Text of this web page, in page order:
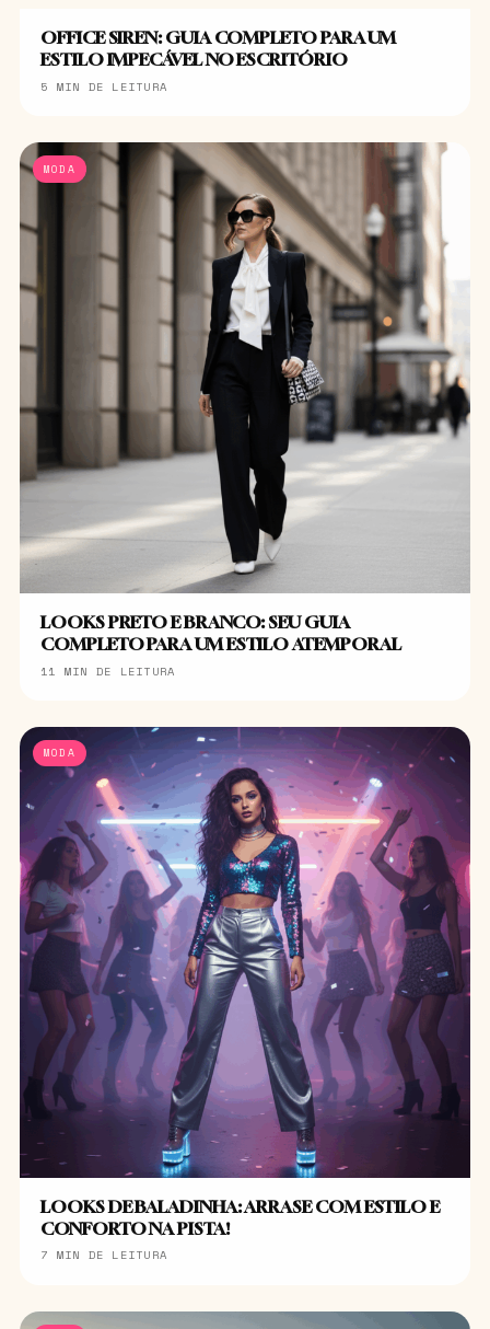
OFFICE SIREN: GUIA COMPLETO PARA UM
ESTILO IMPECÁVEL NO ESCRITÓRIO
5 MIN DE LEITURA
MODA
LOOKS PRETO E BRANCO: SEU GUIA
COMPLETO PARA UM ESTILO ATEMPORAL
11 MIN DE LEITURA
MODA
LOOKS DE BALADINHA: ARRASE COM ESTILO E
CONFORTO NA PISTA!
7 MIN DE LEITURA